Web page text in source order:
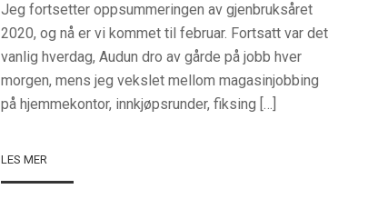
Jeg fortsetter oppsummeringen av gjenbruksåret
2020, og nå er vi kommet til februar. Fortsatt var det
vanlig hverdag, Audun dro av gårde på jobb hver
morgen, mens jeg vekslet mellom magasinjobbing
på hjemmekontor, innkjøpsrunder, fiksing […]
LES MER